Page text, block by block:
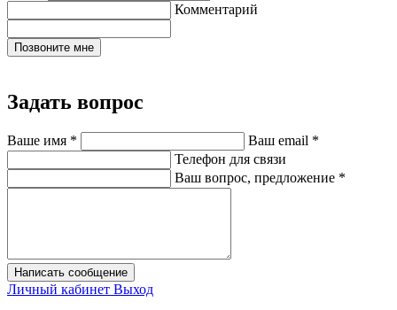
Комментарий
Позвоните мне
Задать вопрос
Ваше имя * Ваш email *
Телефон для связи
Ваш вопрос, предложение *
Написать сообщение
Личный кабинет Выход